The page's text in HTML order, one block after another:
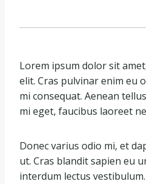
Lorem ipsum dolor sit
elit. Cras pulvinar enim eu
mi consequat. Aenean
mi eget, faucibus laoreet
Donec varius odio mi, et
ut. Cras blandit sapien eu
interdum lectus